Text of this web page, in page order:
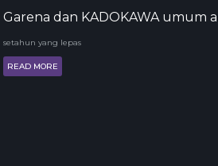
Garena dan KADOKAWA umum
setahun yang lepas
READ MORE